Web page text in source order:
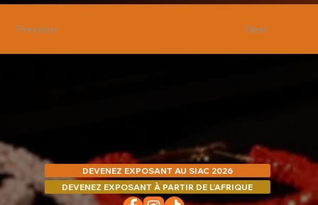
Next
Previous
DEVENEZ EXPOSANT AU SIAC 2026
DEVENEZ EXPOSANT À PARTIR DE L’AFRIQUE